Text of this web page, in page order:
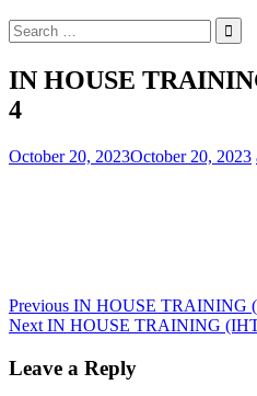
Search
for:
IN HOUSE
4
October 20, 2023October 20, 2023
Post
navigation
Previous Previous
post:
IN HOUSE TRAINING
Next Next
IN HOUSE TRAINING
Leave a Reply